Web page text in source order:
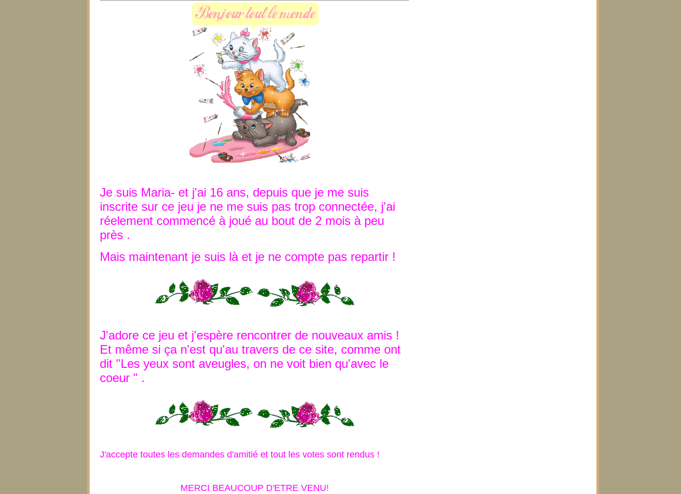
Je suis Maria- et j'ai 16 ans, depuis que je me suis
inscrite sur ce jeu je ne me suis pas trop connectée, j'ai
réelement commencé à joué au bout de 2 mois à peu
près .
Mais maintenant je suis là et je ne compte pas repartir !
J'adore ce jeu et j'espère rencontrer de nouveaux amis !
Et même si ça n'est qu'au travers de ce site, comme ont
dit "Les yeux sont aveugles, on ne voit bien qu'avec le
coeur " .
J'accepte toutes les demandes d'amitié et tout les votes sont rendus !
MERCI BEAUCOUP D'ETRE VENU!